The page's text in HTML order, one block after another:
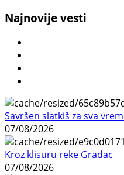
Najnovije vesti
Savršen slatkiš za sva
07/08/2026
Kroz klisuru reke Gradac
07/08/2026